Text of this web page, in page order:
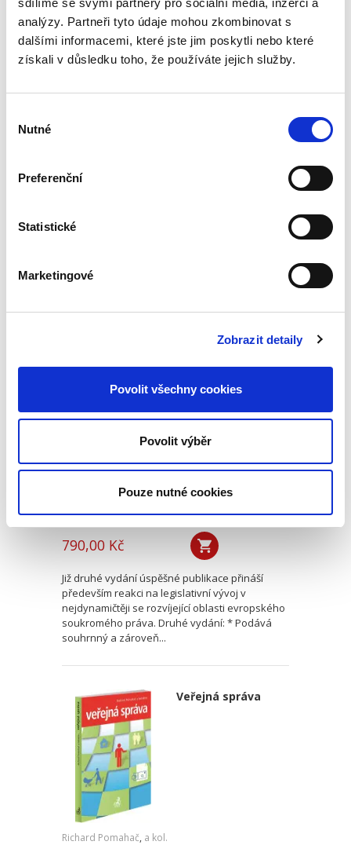
sdílíme se svými partnery pro sociální média, inzerci a
analýzy. Partneři tyto údaje mohou zkombinovat s
dalšími informacemi, které jste jim poskytli nebo které
získali v důsledku toho, že používáte jejich služby.
souhlasu
Nutné
Preferenční
Statistické
Marketingové
Zobrazit detaily
Povolit všechny cookies
Povolit výběr
Pouze nutné cookies
Evropské právo. 5.
vydání
,Tomáš
1 190,00 Kč
systematickým výkladem unijního práva, ale i
komentářem ke klíčovým ustanovením tohoto
primárního a rovněž i...
Evropské
mezinárodní právo
soukromé 2. vydání
2. VYDÁNÍ
Monika Pauknerová
790,00 Kč
Již druhé vydání úspěšné publikace přináší
především reakci na legislativní vývoj v
nejdynamičtěji se rozvíjející oblasti evropského
soukromého práva. Druhé vydání: * Podává
souhrnný a zároveň...
Veřejná správa
Richard Pomahač, a kol.